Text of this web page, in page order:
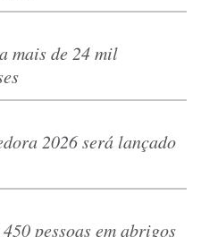
mais de 24 mil
2026 será lançado
pessoas em abrigos